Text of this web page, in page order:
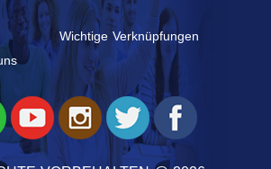
Wichtige Verknüpfungen